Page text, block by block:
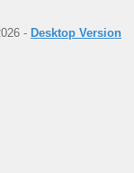
- Desktop Version